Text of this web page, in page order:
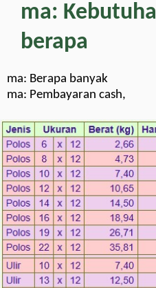
ma:
berapa
ma: Berapa banyak
ma: Pembayaran cash,